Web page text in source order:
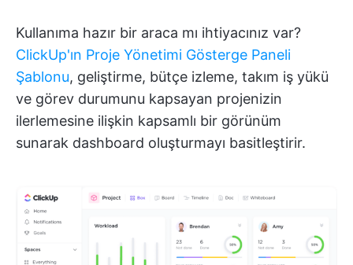
Kullanıma hazır bir araca mı ihtiyacınız var?
ClickUp'ın Proje Yönetimi Gösterge Paneli
Şablonu, geliştirme, bütçe izleme, takım iş yükü
ve görev durumunu kapsayan projenizin
ilerlemesine ilişkin kapsamlı bir görünüm
sunarak dashboard oluşturmayı basitleştirir.